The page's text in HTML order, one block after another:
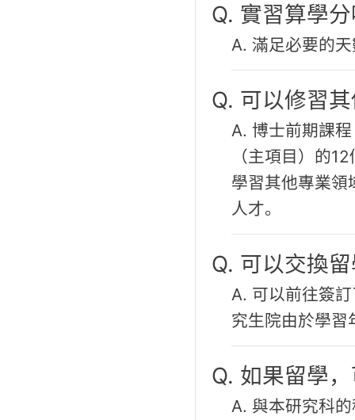
Q. 實習算學
A. 滿足必要的
Q. 可以修習
A. 博士前期課
（主項目）的
學習其他專業領
人才。
Q. 可以交換
A. 可以前往簽
究生院由於學習
Q. 如果留學
A. 與本研究科